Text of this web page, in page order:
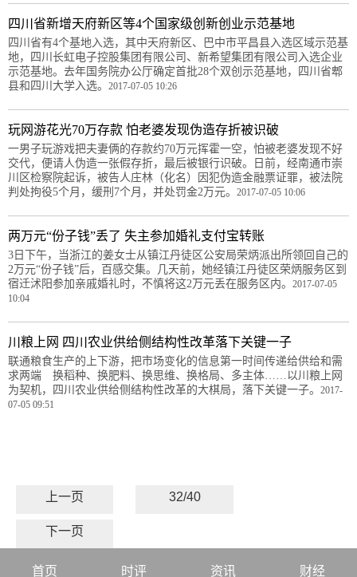
四川省新增天府新区等4个国家级创新创业示范基地
四川省有4个基地入选，其中天府新区、巴中市平昌县入选区域示范基
地，四川长虹电子控股集团有限公司、新希望集团有限公司入选企业
示范基地。去年国务院办公厅确定首批28个双创示范基地，四川省郫
县和四川大学入选。 2017-07-05 10:26
玩网游花光70万存款 怕老婆发现伪造存折被识破
一男子玩游戏把夫妻俩的存款约70万元挥霍一空，怕被老婆发现不好
交代，便请人伪造一张假存折，最后被银行识破。日前，经南通市崇
川区检察院起诉，被告人庄林（化名）因犯伪造金融票证罪，被法院
判处拘役5个月，缓刑7个月，并处罚金2万元。 2017-07-05 10:06
两万元“份子钱”丢了 失主参加婚礼支付宝转账
3日下午，当浙江的姜女士从镇江丹徒区公安局荣炳派出所领回自己的
2万元“份子钱”后，百感交集。几天前，她经镇江丹徒区荣炳服务区到
宿迁沭阳参加亲戚婚礼时，不慎将这2万元丢在服务区内。 2017-07-05
10:04
川粮上网 四川农业供给侧结构性改革落下关键一子
联通粮食生产的上下游，把市场变化的信息第一时间传递给供给和需
求两端 换稻种、换肥料、换思维、换格局、多主体……以川粮上网
为契机，四川农业供给侧结构性改革的大棋局，落下关键一子。 2017-
07-05 09:51
上一页 32/40
下一页
首页 时评 资讯 财经